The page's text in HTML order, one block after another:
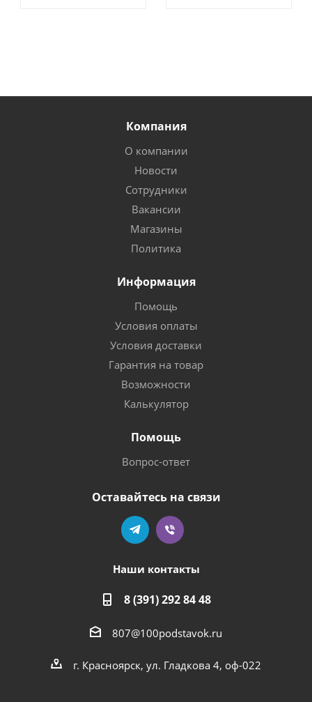
Компания
О компании
Новости
Сотрудники
Вакансии
Магазины
Политика
Информация
Помощь
Условия оплаты
Условия доставки
Гарантия на товар
Возможности
Калькулятор
Помощь
Вопрос-ответ
Оставайтесь на связи
Наши контакты
8 (391) 292 84 48
807@100podstavok.ru
г. Красноярск, ул. Гладкова 4, оф-022